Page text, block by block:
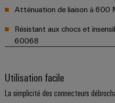
Atténuation de liaison à 600
Résistant aux chocs et
60068
Utilisation facile
La simplicité des connecteurs